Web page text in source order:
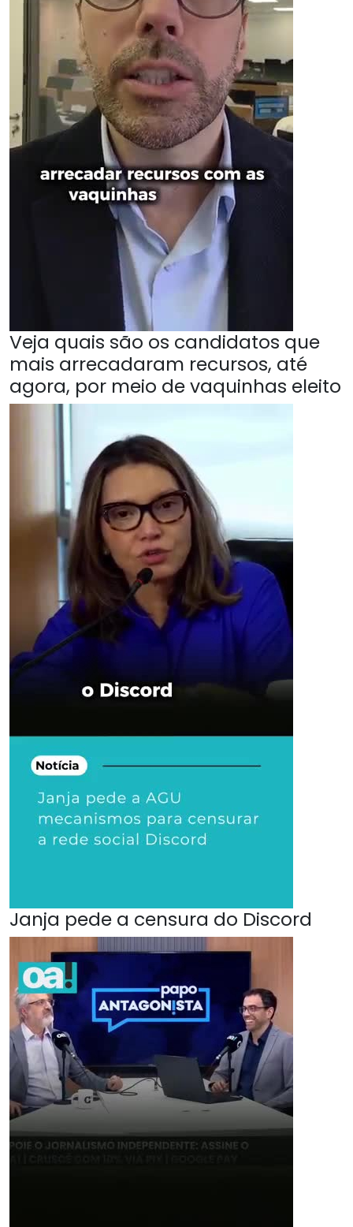
Veja quais são os candidatos que
mais arrecadaram recursos, até
agora, por meio de vaquinhas eleito
Janja pede a censura do Discord